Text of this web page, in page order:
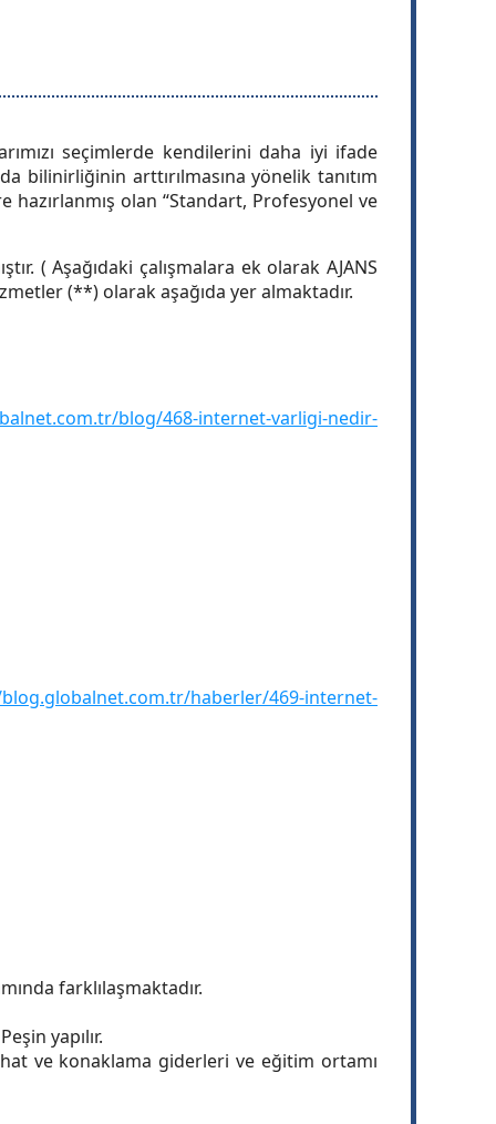
seçimlerde kendilerini daha iyi ifade
bilinirliğinin arttırılmasına yönelik tanıtım
olan “Standart, Profesyonel ve
( Aşağıdaki çalışmalara ek olarak AJANS
(**) olarak aşağıda yer almaktadır.
blog/468-internet-varligi-nedir-
haberler/469-internet-
farklılaşmaktadır.
yapılır.
ve konaklama giderleri ve eğitim ortamı